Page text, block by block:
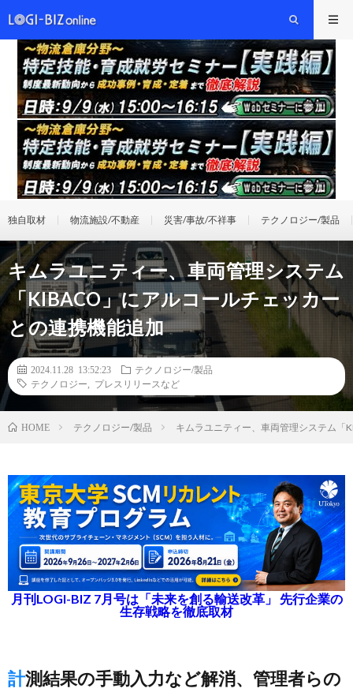
独自取材 物流施設/不動産 災害/事故/不祥事 テクノロジー/製品
キムラユニティー、車両管理システム
「KIBACO」にアルコールチェッカー
との連携機能追加
2024.11.28 13:52:23
テクノロジー/製品
テクノロジー
プレスリリースなど
HOME テクノロジー/製品 キムラユニティー、車両管理システム「
月刊LOGI-BIZ 7月号は「未来を創る輸送改革」 先行企業の
生存戦略を徹底取材
計測結果の手動入力など解消、管理者らの